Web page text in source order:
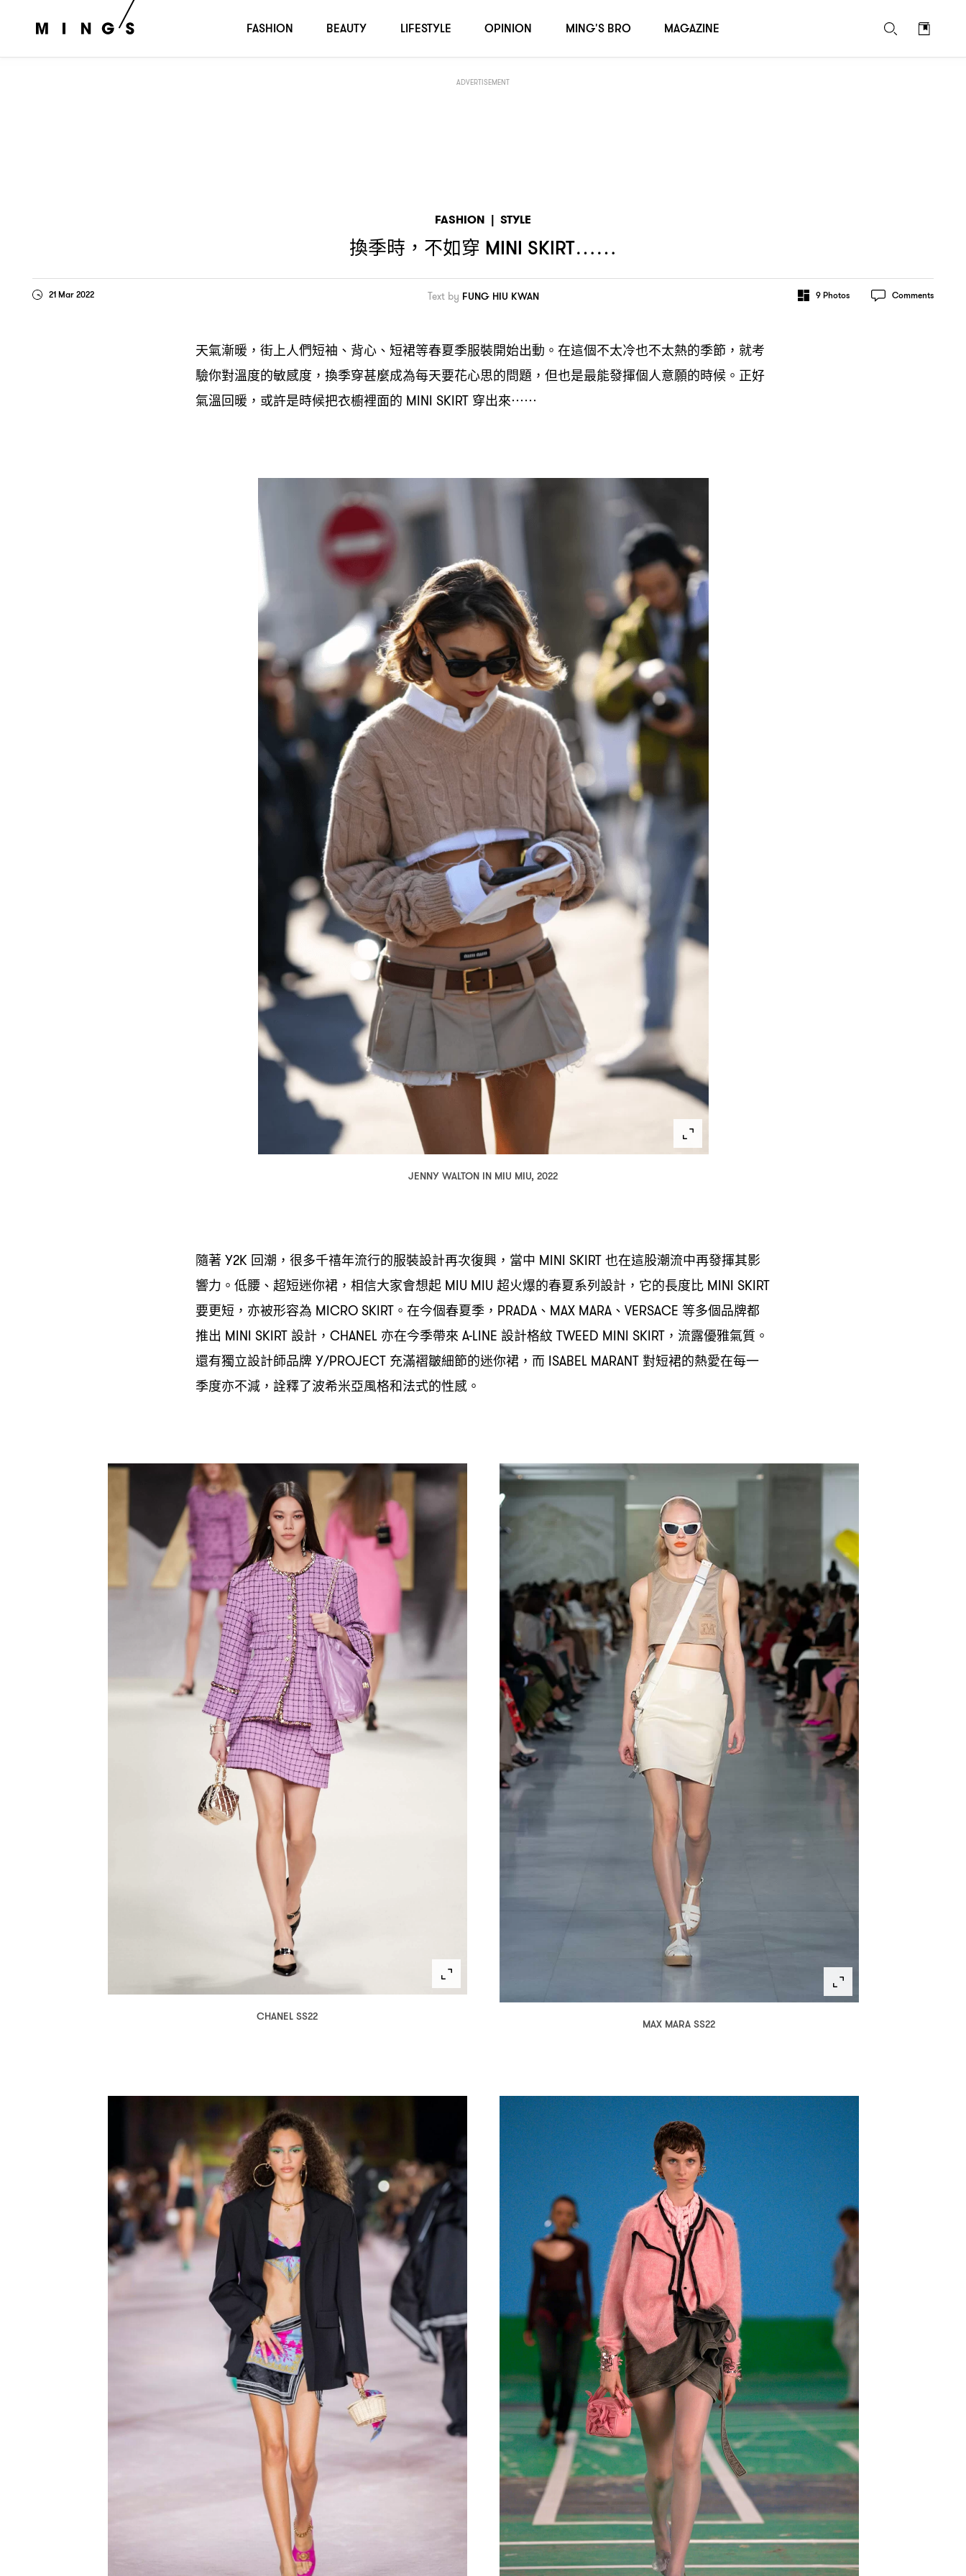
ADVERTISEMENT
FASHION | STYLE
換季時 ， 不如穿 MINI SKIRT⋯⋯
21 Mar 2022 Text by FUNG HIU KWAN 9Photos Comments
天氣漸暖 ， 街上人們短袖、背心、短裙等春夏季服裝開始出動。在這個不太冷也不太熱的季節 ， 就考
驗你對溫度的敏感度 ， 換季穿甚麼成為每天要花心思的問題 ， 但也是最能發揮個人意願的時候。正好
氣溫回暖 ， 或許是時候把衣櫥裡面的 MINI SKIRT 穿出來⋯⋯
JENNY WALTON IN MIU MIU, 2022
隨著 Y2K 回潮 ， 很多千禧年流行的服裝設計再次復興 ， 當中 MINI SKIRT也在這股潮流中再發揮其影
響力。低腰、超短迷你裙 ， 相信大家會想起 MIU MIU 超火爆的春夏系列設計 ， 它的長度比 MINI SKIRT
要更短 ， 亦被形容為 MICRO SKIRT 。在今個春夏季 ，PRADA 、 MAX MARA 、 VERSACE 等多個品牌都
推出 MINI SKIRT設計 ，CHANEL 亦在今季帶來 A-LINE 設計格紋 TWEED MINI SKIRT， 流露優雅氣質。
還有獨立設計師品牌Y/PROJECT 充滿褶皺細節的迷你裙 ， 而 ISABEL MARANT對短裙的熱愛在每一
季度亦不減 ， 詮釋了波希米亞風格和法式的性感。
CHANEL SS22
MAX MARA SS22
FASHION BEAUTY LIFESTYLE OPINION MING'S BRO MAGAZINE
換季時 ，不如穿